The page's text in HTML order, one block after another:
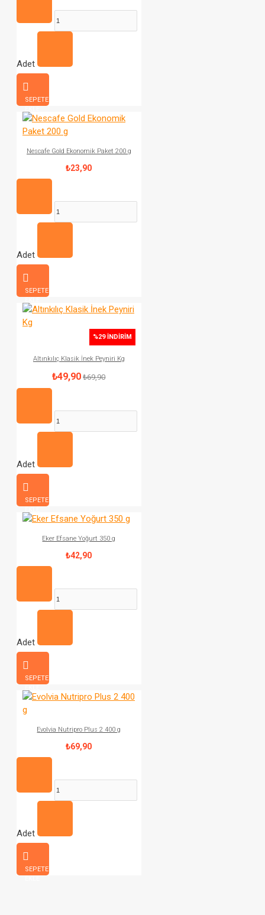
Adet
SEPETE
Nescafe Gold Ekonomik Paket 200 g
₺23,90
Adet
SEPETE
%29 İNDIRIM
Altınkılıç Klasik İnek Peyniri Kg
₺49,90 ₺69,90
Adet
SEPETE
Eker Efsane Yoğurt 350 g
₺42,90
Adet
SEPETE
Evolvia Nutripro Plus 2 400 g
₺69,90
Adet
SEPETE